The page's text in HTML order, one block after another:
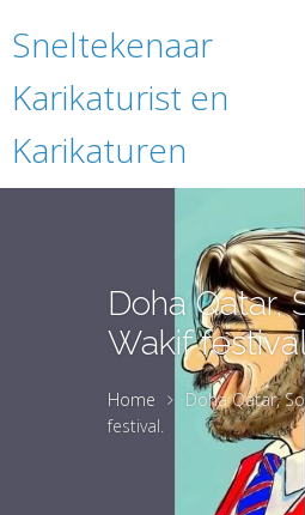
Sneltekenaar
Karikaturist en
Karikaturen
Doha Qatar,
Wakif
Home
Doha Qatar,
festival.